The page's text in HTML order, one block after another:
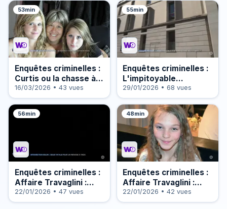
53min
Enquêtes criminelles :
Curtis ou la chasse à
courre : qui a tué Élisa
Pilarski ? (2/2)
16/03/2026 • 43 vues
55min
Enquêtes criminelles :
L'impitoyable
matriarche (2/2)
29/01/2026 • 68 vues
56min
Enquêtes criminelles :
Affaire Travaglini :
issue fatale pour un
ménage à trois (1/2)
22/01/2026 • 47 vues
48min
Enquêtes criminelles :
Affaire Travaglini :
issue fatale pour un
ménage à trois (2/2)
22/01/2026 • 42 vues